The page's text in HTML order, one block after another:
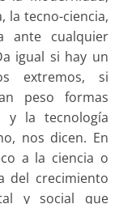
la tecno-ciencia,
ante cualquier
igual si hay un
extremos, si
peso formas
y la tecnología
nos dicen. En
a la ciencia o
del crecimiento
y social que